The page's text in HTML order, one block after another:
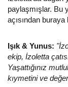
paylaşmışlar. Bu
açısından buraya
Işık & Yunus:
ekip, İzoletta
Yaşattığınız
kıymetini ve